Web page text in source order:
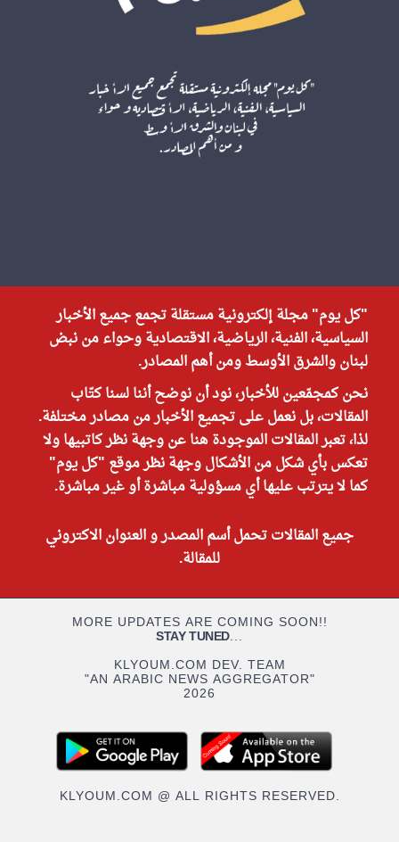
"كل يوم" مجلة إلكترونية مستقلة تجمع جميع الأخبار
السياسية، الفنية، الرياضية، الاقتصادية وحواء من نبض
لبنان والشرق الأوسط ومن أهم المصادر.
نحن كمجمّعين للأخبار، نود أن نوضح أننا لسنا كتّاب
المقالات، بل نعمل على تجميع الأخبار من مصادر مختلفة.
لذا، تعبر المقالات الموجودة هنا عن وجهة نظر كاتبيها ولا
تعكس بأي شكل من الأشكال وجهة نظر موقع "كل يوم"
كما لا يترتب عليها أي مسؤولية مباشرة أو غير مباشرة.
جميع المقالات تحمل أسم المصدر و العنوان الاكتروني
للمقالة.
MORE UPDATES ARE COMING SOON!!
STAY TUNED...
KLYOUM.COM DEV. TEAM
"AN ARABIC NEWS AGGREGATOR"
2026
KLYOUM.COM @ ALL RIGHTS RESERVED.